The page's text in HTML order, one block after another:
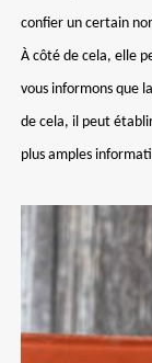
confier un certain
À côté de cela, elle
vous informons que
de cela, il peut
plus amples